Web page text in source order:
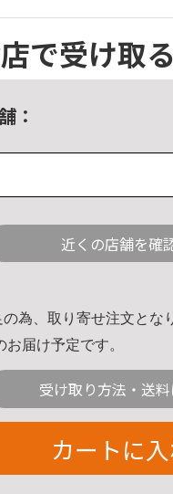
で受け取る
：
近くの店舗を確
為、取り寄せ注文とな
届け予定です。
受け取り方法・送
カートに